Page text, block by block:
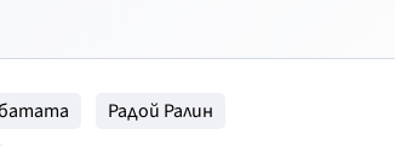
Радой Ралин